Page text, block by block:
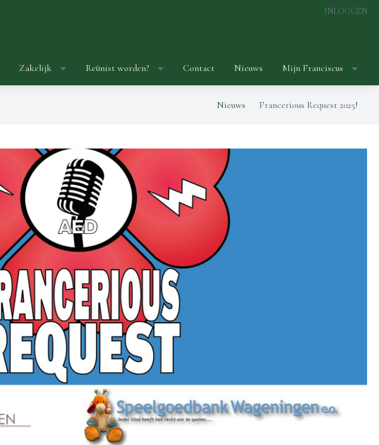
INLOGGEN
Zakelijk Reünist worden? Contact Nieuws Mijn Franciscus
Nieuws Francerious Request 2025!